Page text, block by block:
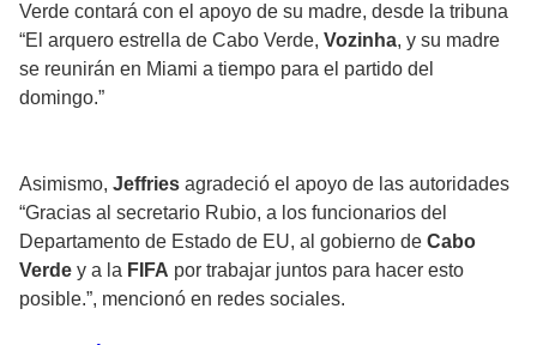
Verde contará con el apoyo de su madre, desde la tribuna
“El arquero estrella de Cabo Verde, Vozinha, y su madre
se reunirán en Miami a tiempo para el partido del
domingo.”
Asimismo, Jeffries agradeció el apoyo de las autoridades
“Gracias al secretario Rubio, a los funcionarios del
Departamento de Estado de EU, al gobierno de Cabo
Verde y a la FIFA por trabajar juntos para hacer esto
posible.”, mencionó en redes sociales.